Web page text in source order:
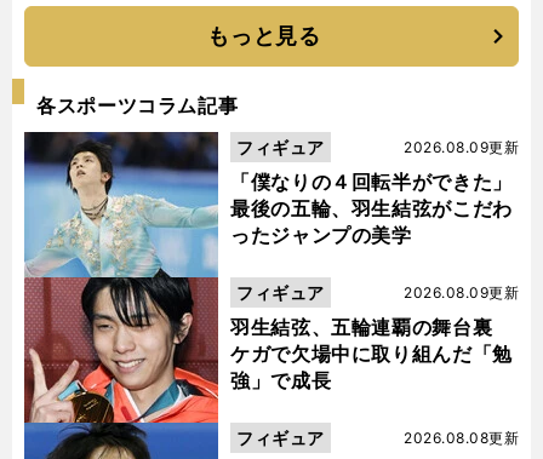
もっと見る
各スポーツコラム記事
「僕なりの４回転半ができた」
最後の五輪、羽生結弦がこだわ
ったジャンプの美学
2026.08.09更新
フィギュア
羽生結弦、五輪連覇の舞台裏
ケガで欠場中に取り組んだ「勉
強」で成長
2026.08.09更新
フィギュア
2026.08.08更新
フィギュア